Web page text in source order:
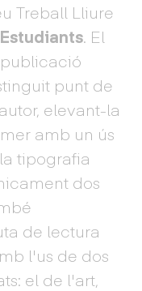
Treball Lliure
. El
punt de
elevant-la
amb un ús
tipografia
dos
de lectura
l'us de dos
el de l'art,